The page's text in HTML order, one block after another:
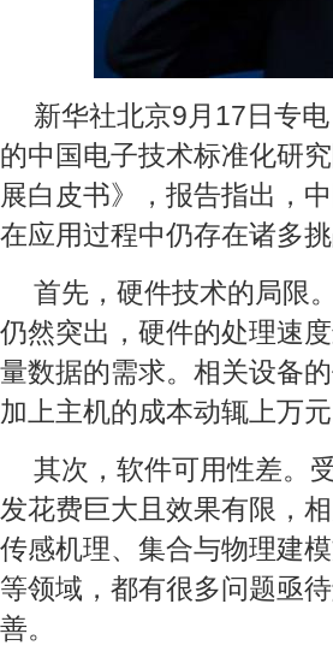
新华社北京9月17日专
的中国电子技术标准化研
展白皮书》，报告指出，
在应用过程中仍存在诸多挑
首先，硬件技术的局限
仍然突出，硬件的处理速
量数据的需求。相关设备
加上主机的成本动辄上万元
其次，软件可用性差。
发花费巨大且效果有限，
传感机理、集合与物理建
等领域，都有很多问题亟
善。